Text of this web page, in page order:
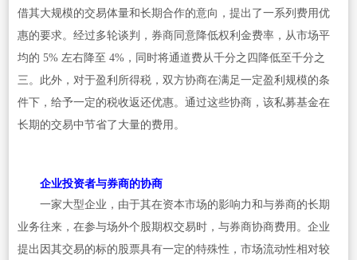
借其大规模的交易体量和长期合作的意向，提出了一系列费用优
惠的要求。经过多轮谈判，券商同意降低权利金费率，从市场平
均的 5% 左右降至 4%，同时将通道费从千分之四降低至千分之
三。此外，对于盈利所得税，双方协商在满足一定盈利规模的条
件下，给予一定的税收返还优惠。通过这些协商，该私募基金在
长期的交易中节省了大量的费用。
企业投资者与券商的协商
一家大型企业，由于其在资本市场的影响力和与券商的长期
业务往来，在参与场外个股期权交易时，与券商协商费用。企业
提出因其交易的标的股票具有一定的特殊性，市场流动性相对较